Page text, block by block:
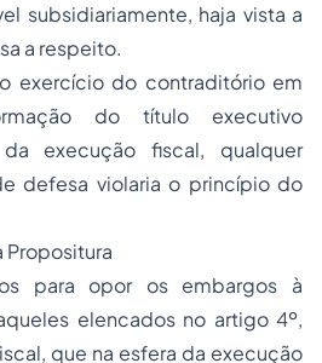
subsidiariamente, haja vista a
a respeito.
exercício do contraditório em
do título executivo
execução fiscal, qualquer
defesa violaria o princípio do
para opor os embargos à
elencados no artigo 4º,
que na esfera da execução